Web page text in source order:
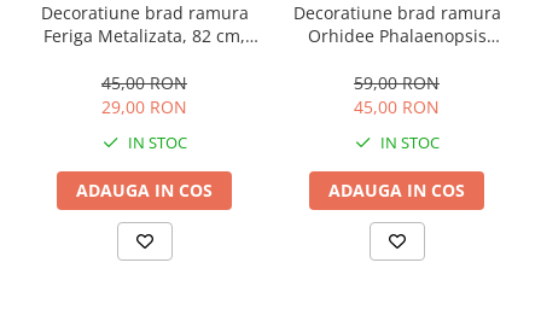
Decoratiune brad ramura
Feriga Metalizata, 82 cm,
45,00 RON
29,00 RON
IN STOC
ADAUGA IN COS
Decoratiune brad ramura
Orhidee Phalaenopsis
gold
59,00 RON
45,00 RON
IN STOC
ADAUGA IN COS